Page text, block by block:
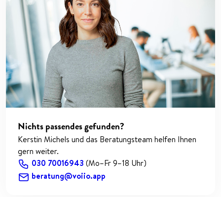
Nichts passendes gefunden?
Kerstin Michels und das Beratungsteam helfen Ihnen
gern weiter.
030 70016943 (Mo–Fr 9–18 Uhr)
beratung@voiio.app